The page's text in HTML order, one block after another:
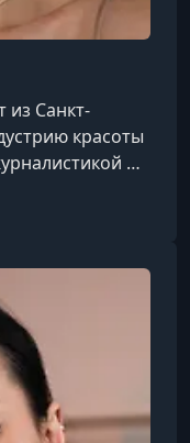
из Санкт-
красоты
и
её к
съёмок и
и
топ-16 лучших